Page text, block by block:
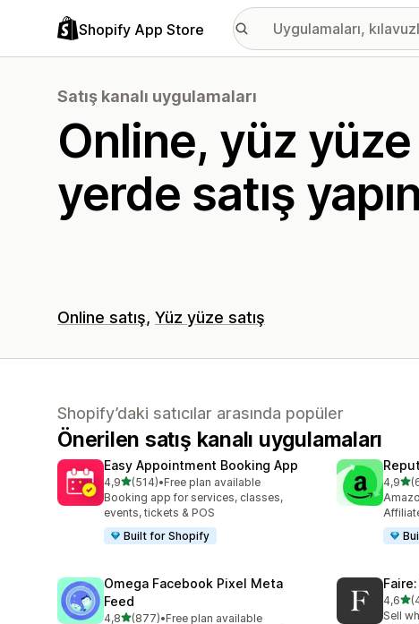
Shopify App Store
Satış kanalı uygulamaları
Online, yüz
yerde satış
Online satış Yüz yüze satış
Shopify’daki satıcılar arasında popüler
Önerilen satış kanalı uygulamaları
Easy Appointment Booking App
4,95 yıldız üzerinden
(514)
toplam 514 değerlendirme
•Free plan available
Booking app for services, classes,
events, tickets & POS
Built for Shopify
4,95
Omega Facebook Pixel Meta
Feed
4,85 yıldız üzerinden
(877)•Free plan available
4,65
Sell